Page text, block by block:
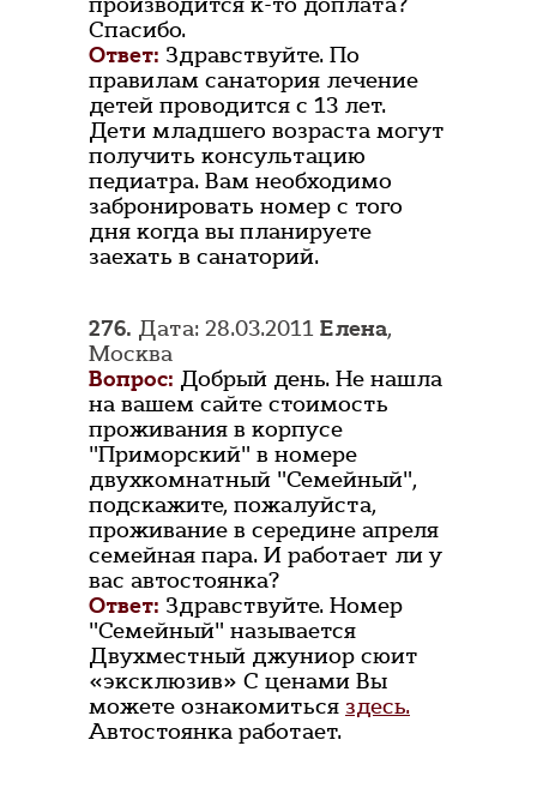
Спасибо.
Ответ: Здравствуйте. По
правилам санатория лечение
детей проводится с 13 лет.
Дети младшего возраста могут
получить консультацию
педиатра. Вам необходимо
забронировать номер с того
дня когда вы планируете
заехать в санаторий.
276. Дата: 28.03.2011 Елена,
Москва
Вопрос: Добрый день. Не нашла
на вашем сайте стоимость
проживания в корпусе
"Приморский" в номере
двухкомнатный "Семейный",
подскажите, пожалуйста,
проживание в середине апреля
семейная пара. И работает ли у
вас автостоянка?
Ответ: Здравствуйте. Номер
"Семейный" называется
Двухместный джуниор сюит
«эксклюзив» С ценами Вы
можете ознакомиться здесь.
Автостоянка работает.